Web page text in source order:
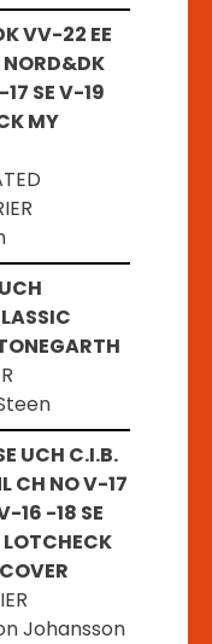
VV-22 EE
17 SE V-19
MY
UCH C.I.B.
CH NO V-17
16 -18 SE
Johansson